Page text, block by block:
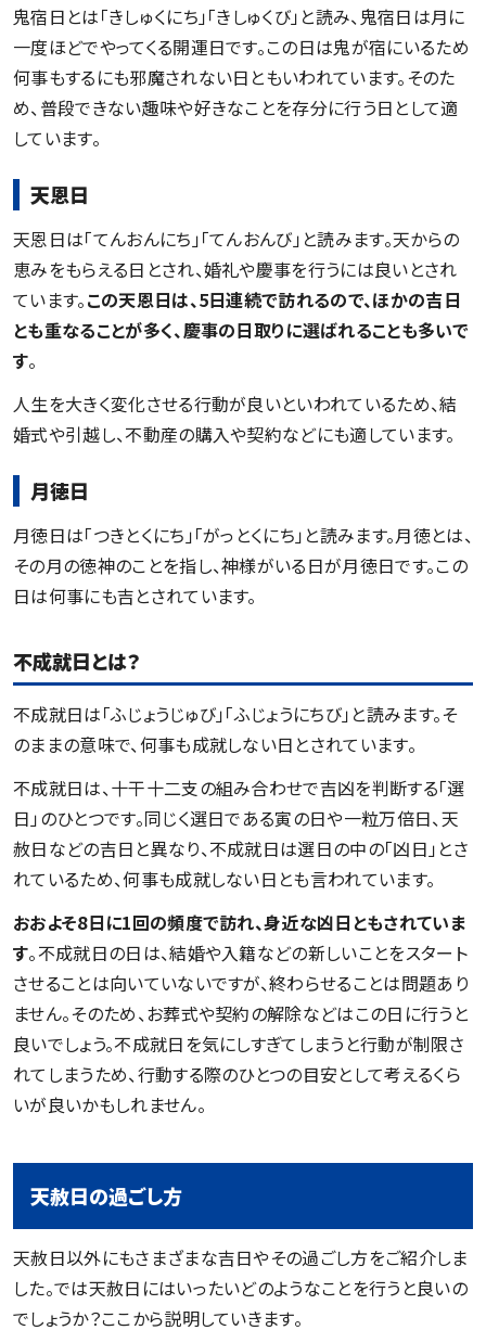
鬼宿日とは「きしゅくにち」「きしゅくび」と読み、鬼宿日は月に
一度ほどでやってくる開運日です。この日は鬼が宿にいるため
何事もするにも邪魔されない日ともいわれています。そのた
め、普段できない趣味や好きなことを存分に行う日として適
しています。
天恩日
天恩日は「てんおんにち」「てんおんび」と読みます。天からの
恵みをもらえる日とされ、婚礼や慶事を行うには良いとされ
ています。この天恩日は、5日連続で訪れるので、ほかの吉日
とも重なることが多く、慶事の日取りに選ばれることも多いで
す。
人生を大きく変化させる行動が良いといわれているため、結
婚式や引越し、不動産の購入や契約などにも適しています。
月徳日
月徳日は「つきとくにち」「がっとくにち」と読みます。月徳とは、
その月の徳神のことを指し、神様がいる日が月徳日です。この
日は何事にも吉とされています。
不成就日とは？
不成就日は「ふじょうじゅび」「ふじょうにちび」と読みます。そ
のままの意味で、何事も成就しない日とされています。
不成就日は、十干十二支の組み合わせで吉凶を判断する「選
日」のひとつです。同じく選日である寅の日や一粒万倍日、天
赦日などの吉日と異なり、不成就日は選日の中の「凶日」とさ
れているため、何事も成就しない日とも言われています。
おおよそ8日に1回の頻度で訪れ、身近な凶日ともされていま
す。不成就日の日は、結婚や入籍などの新しいことをスタート
させることは向いていないですが、終わらせることは問題あり
ません。そのため、お葬式や契約の解除などはこの日に行うと
良いでしょう。不成就日を気にしすぎてしまうと行動が制限さ
れてしまうため、行動する際のひとつの目安として考えるくら
いが良いかもしれません。
天赦日の過ごし方
天赦日以外にもさまざまな吉日やその過ごし方をご紹介しま
した。では天赦日にはいったいどのようなことを行うと良いの
でしょうか？ここから説明していきます。